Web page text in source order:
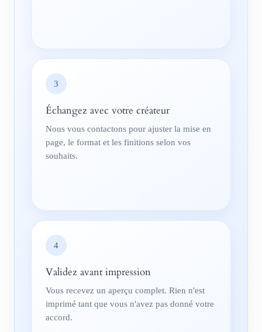
3
Échangez avec votre créateur
Nous vous contactons pour ajuster la mise en
page, le format et les finitions selon vos
souhaits.
4
Validez avant impression
Vous recevez un aperçu complet. Rien n'est
imprimé tant que vous n'avez pas donné votre
accord.